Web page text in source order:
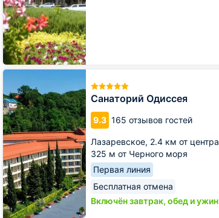
Санаторий Одиссея
9.3 165 отзывов гостей
Лазаревское, 2.4 км от центра
325 м от Черного моря
Первая линия
Бесплатная отмена
Включён завтрак, обед и ужин
Санаторий
Одиссея